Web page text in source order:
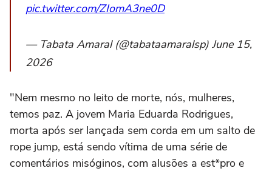
pic.twitter.com/ZIomA3ne0D
— Tabata Amaral (@tabataamaralsp) June 15,
2026
"Nem mesmo no leito de morte, nós, mulheres,
temos paz. A jovem Maria Eduarda Rodrigues,
morta após ser lançada sem corda em um salto de
rope jump, está sendo vítima de uma série de
comentários misóginos, com alusões a est*pro e